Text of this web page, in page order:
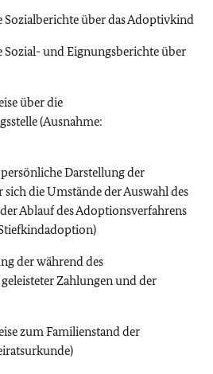
Sozialberichte über das Adoptivkind
Sozial- und Eignungsberichte über
über die
(Ausnahme:
Darstellung der
die Umstände der Auswahl des
Ablauf des Adoptionsverfahrens
der während des
Zahlungen und der
zum Familienstand der